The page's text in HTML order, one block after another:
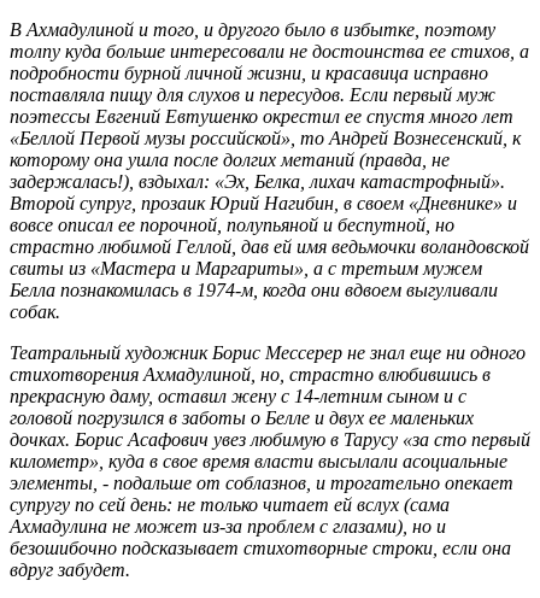
В Ахмадулиной и того, и другого было в избытке, поэтому
толпу куда больше интересовали не достоинства ее стихов, а
подробности бурной личной жизни, и красавица исправно
поставляла пищу для слухов и пересудов. Если первый муж
поэтессы Евгений Евтушенко окрестил ее спустя много лет
«Беллой Первой музы российской», то Андрей Вознесенский, к
которому она ушла после долгих метаний (правда, не
задержалась!), вздыхал: «Эх, Белка, лихач катастрофный».
Второй супруг, прозаик Юрий Нагибин, в своем «Дневнике» и
вовсе описал ее порочной, полупьяной и беспутной, но
страстно любимой Геллой, дав ей имя ведьмочки воландовской
свиты из «Мастера и Маргариты», а с третьим мужем
Белла познакомилась в 1974-м, когда они вдвоем выгуливали
собак.
Театральный художник Борис Мессерер не знал еще ни одного
стихотворения Ахмадулиной, но, страстно влюбившись в
прекрасную даму, оставил жену с 14-летним сыном и с
головой погрузился в заботы о Белле и двух ее маленьких
дочках. Борис Асафович увез любимую в Тарусу «за сто первый
километр», куда в свое время власти высылали асоциальные
элементы, - подальше от соблазнов, и трогательно опекает
супругу по сей день: не только читает ей вслух (сама
Ахмадулина не может из-за проблем с глазами), но и
безошибочно подсказывает стихотворные строки, если она
вдруг забудет.